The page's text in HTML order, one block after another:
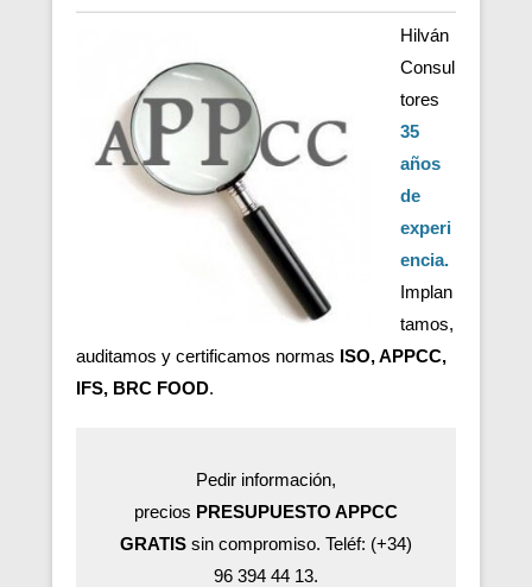
Hilván
Consul
tores
35
años
de
experi
encia.
Implan
tamos,
auditamos y certificamos normas ISO, APPCC,
IFS, BRC FOOD.
Pedir información,
precios PRESUPUESTO APPCC
GRATIS sin compromiso. Teléf: (+34)
96 394 44 13.